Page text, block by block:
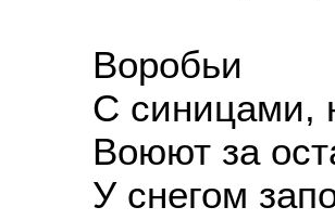
Воробьи
С синицами,
Воюют за
У снегом